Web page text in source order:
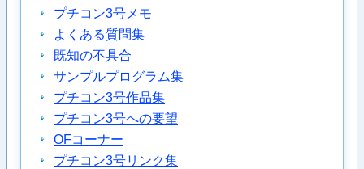
プチコン3号メモ
よくある質問集
既知の不具合
サンプルプログラム集
プチコン3号作品集
プチコン3号への要望
OFコーナー
プチコン3号リンク集